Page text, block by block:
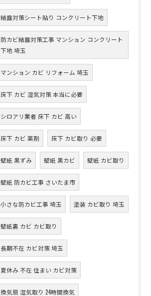
結露対策シート貼り コンクリート下地
防カビ結露対策工事 マンション コンクリート
下地 埼玉
マンション カビ リフォーム 埼玉
床下 カビ 湿気対策 本当に必要
シロアリ業者 床下 カビ 高い
床下 カビ 薬剤 床下 カビ取り 必要
壁紙 黒ずみ 壁紙 黒カビ 壁紙 カビ取り
壁紙 防カビ工事 さいたま市
小さな防カビ工事 埼玉 塗装 カビ取り 埼玉
壁紙裏 カビ カビ取り
長期不在 カビ対策 埼玉
夏休み 不在 住まい カビ対策
換気扇 湿気取り 24時間換気